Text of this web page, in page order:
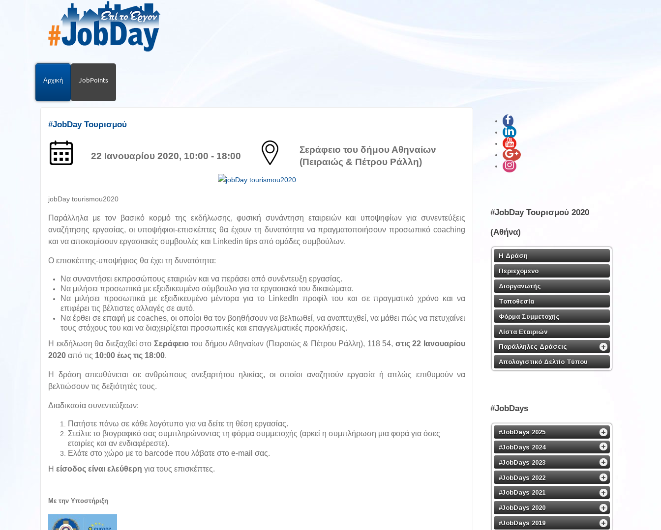
Αρχική JobPoints
#JobDay Τουρισμού
22 Ιανουαρίου 2020, 10:00 - 18:00
Σεράφειο του δήμου Αθηναίων
(Πειραιώς & Πέτρου Ράλλη)
jobDay tourismou2020
Παράλληλα με τον βασικό κορμό της εκδήλωσης, φυσική συνάντηση εταιρειών και υποψηφίων για συνεντεύξεις
αναζήτησης εργασίας, οι υποψήφιοι-επισκέπτες θα έχουν τη δυνατότητα να πραγματοποιήσουν προσωπικό coaching
και να αποκομίσουν εργασιακές συμβουλές και Linkedin tips από ομάδες συμβούλων.
Ο επισκέπτης-υποψήφιος θα έχει τη δυνατότητα:
Να συναντήσει εκπροσώπους εταιριών και να περάσει από συνέντευξη εργασίας.
Να μιλήσει προσωπικά με εξειδικευμένο σύμβουλο για τα εργασιακά του δικαιώματα.
Να μιλήσει προσωπικά με εξειδικευμένο μέντορα για το LinkedIn προφίλ του και σε πραγματικό χρόνο και να
επιφέρει τις βέλτιστες αλλαγές σε αυτό.
Να έρθει σε επαφή με coaches, οι οποίοι θα τον βοηθήσουν να βελτιωθεί, να αναπτυχθεί, να μάθει πώς να πετυχαίνει
τους στόχους του και να διαχειρίζεται προσωπικές και επαγγελματικές προκλήσεις.
Η εκδήλωση θα διεξαχθεί στο Σεράφειοτου δήμου Αθηναίων (Πειραιώς & Πέτρου Ράλλη), 118 54, στις 22 Ιανουαρίου
2020 από τις 10:00 έως τις 18:00.
Η δράση απευθύνεται σε ανθρώπους ανεξαρτήτου ηλικίας, οι οποίοι αναζητούν εργασία ή απλώς επιθυμούν να
βελτιώσουν τις δεξιότητές τους.
Διαδικασία συνεντεύξεων:
Πατήστε πάνω σε κάθε λογότυπο για να δείτε τη θέση εργασίας.
Στείλτε το βιογραφικό σας συμπληρώνοντας τη φόρμα συμμετοχής (αρκεί η συμπλήρωση μια φορά για όσες
εταιρίες και αν ενδιαφέρεστε).
Ελάτε στο χώρο με το barcode που λάβατε στο e-mail σας.
Η είσοδος είναι ελεύθερη για τους επισκέπτες.
Με την Υποστήριξη
#JobDay Τουρισμού 2020
(Αθήνα)
Η Δράση
Περιεχόμενο
Διοργανωτής
Τοποθεσία
Φόρμα Συμμετοχής
Λίστα Εταιριών
Παράλληλες Δράσεις
Απολογιστικό Δελτίο Τύπου
#JobDays
#JobDays 2025
#JobDays 2024
#JobDays 2023
#JobDays 2022
#JobDays 2021
#JobDays 2020
#JobDays 2019